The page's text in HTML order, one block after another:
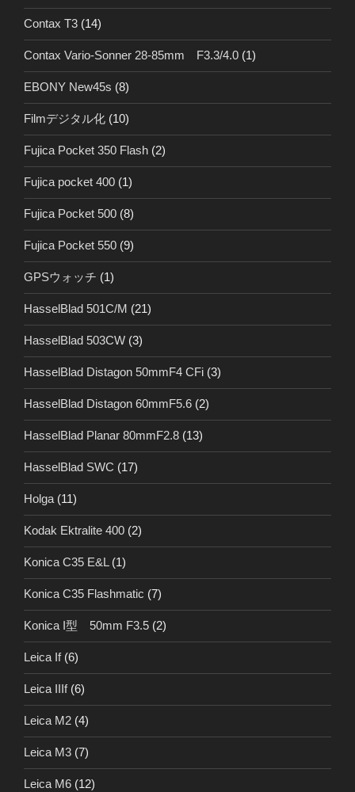
Contax T3 (14)
Contax Vario-Sonner 28-85mm F3.3/4.0 (1)
EBONY New45s (8)
Filmデジタル化 (10)
Fujica Pocket 350 Flash (2)
Fujica pocket 400 (1)
Fujica Pocket 500 (8)
Fujica Pocket 550 (9)
GPSウォッチ (1)
HasselBlad 501C/M (21)
HasselBlad 503CW (3)
HasselBlad Distagon 50mmF4 CFi (3)
HasselBlad Distagon 60mmF5.6 (2)
HasselBlad Planar 80mmF2.8 (13)
HasselBlad SWC (17)
Holga (11)
Kodak Ektralite 400 (2)
Konica C35 E&L (1)
Konica C35 Flashmatic (7)
Konica I型 50mm F3.5 (2)
Leica If(6)
Leica IIIf(6)
Leica M2 (4)
Leica M3 (7)
Leica M6 (12)